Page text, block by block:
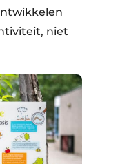
niet